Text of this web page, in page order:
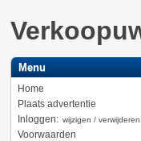
Menu
Home
Plaats advertentie
Inloggen: wijzigen / verwijderen
Voorwaarden